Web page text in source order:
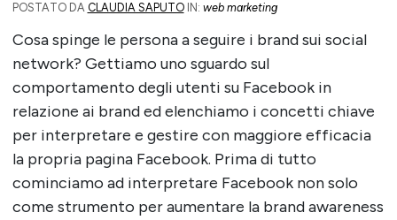
POSTATO DA CLAUDIA SAPUTOIN: web marketing
Cosa spinge le persona a seguire i brand sui social
network? Gettiamo uno sguardo sul
comportamento degli utenti su Facebook in
relazione ai brand ed elenchiamo i concetti chiave
per interpretare e gestire con maggiore efficacia
la propria pagina Facebook. Prima di tutto
cominciamo ad interpretare Facebook non solo
come strumento per aumentare la brand awareness